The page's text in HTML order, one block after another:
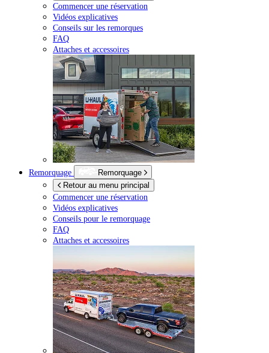
Commencer une réservation
Vidéos explicatives
Conseils sur les remorques
FAQ
Attaches et accessoires
Remorquage
Remorquage
Retour au menu principal
Commencer une réservation
Vidéos explicatives
Conseils pour le remorquage
FAQ
Attaches et accessoires